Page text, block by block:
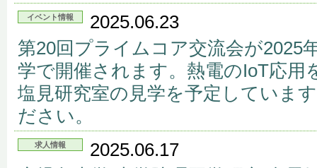
イベント情報
2025.06.23
第20回プライムコア交流会が2025
学で開催されます。熱電のIoT応用
塩見研究室の見学を予定していま
ださい。
求人情報
2025.06.17